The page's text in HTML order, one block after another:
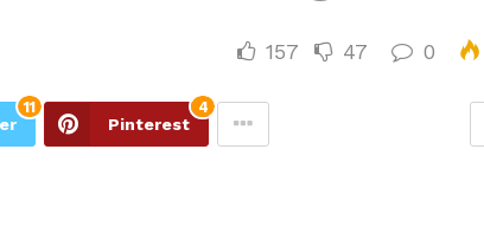
157 47 0
11
Pinterest
4